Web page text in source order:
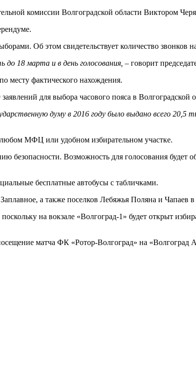
комиссии Волгоградской области Виктором
Об этом свидетельствует количество звонков
18 марта и в день голосования, – говорит
месту фактического нахождения.
для выбора часового пояса в Волгоградской
думу в 2016 году было выдано всего
МФЦ или удобном избирательном участке.
безопасности. Возможность для голосования
бесплатные автобусы с табличками.
а также поселков Лебяжья Поляна и Чапаев
на вокзале «Волгоград-1» будет открыт
матча ФК «Ротор-Волгоград» на «Волгоград